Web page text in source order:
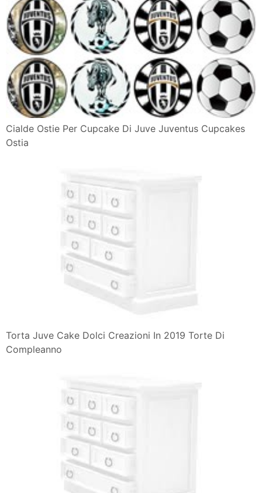
Cialde Ostie Per Cupcake Di Juve Juventus Cupcakes
Ostia
Torta Juve Cake Dolci Creazioni In 2019 Torte Di
Compleanno